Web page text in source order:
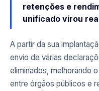
retenções e
unificado virou
A partir da sua
envio de várias
eliminados, melhorando
entre órgãos públicos e